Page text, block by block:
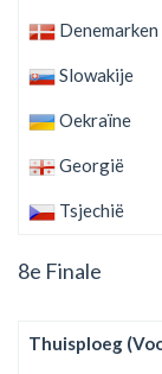
Denemarken
Slowakije
Oekraïne
Georgië
Tsjechië
8e Finale
Thuisploeg